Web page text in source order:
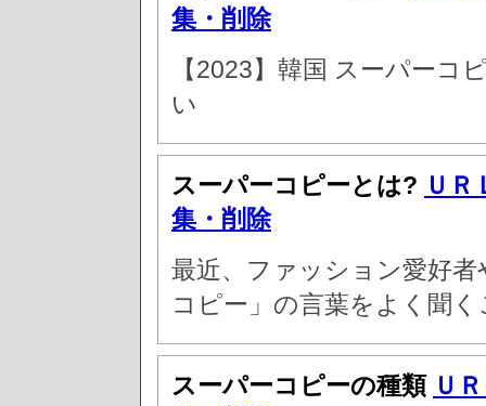
集・削除
【2023】韓国 スーパーコ
い
スーパーコピーとは? ＵＲ
集・削除
最近、ファッション愛好
コピー」の言葉をよく聞
スーパーコピーの種類 Ｕ